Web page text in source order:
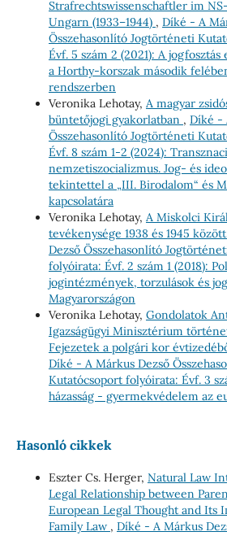
Strafrechtswissenschaftler im
Ungarn (1933–1944) , Díké - A
Összehasonlító Jogtörténeti
Évf. 5 szám 2 (2021): A
a Horthy-korszak második
rendszerben
Veronika Lehotay, A magyar
büntetőjogi gyakorlatban , Díké -
Összehasonlító Jogtörténeti
Évf. 8 szám 1-2 (2024):
nemzetiszocializmus. Jog- és
tekintettel a „III. Birodalom“ és
kapcsolatára
Veronika Lehotay, A Miskolci
tevékenysége 1938 és 1945 között
Dezső Összehasonlító
folyóirata: Évf. 2 szám 1 (2018):
jogintézmények, torzulások és
Magyarországon
Veronika Lehotay, Gondolatok
Igazságügyi Minisztérium
Fejezetek a polgári kor
Díké - A Márkus Dezső
Kutatócsoport folyóirata: Évf. 3
házasság - gyermekvédelem az
Hasonló cikkek
Eszter Cs. Herger, Natural Law
Legal Relationship between
European Legal Thought and Its
Family Law , Díké - A Márkus